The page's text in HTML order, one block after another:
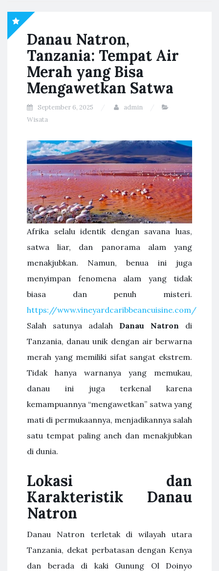
Danau Natron,
Tanzania: Tempat Air
Merah yang Bisa
Mengawetkan Satwa
September 6, 2025
admin
Wisata
Afrika selalu identik dengan savana luas,
satwa liar, dan panorama alam yang
menakjubkan. Namun, benua ini juga
menyimpan fenomena alam yang tidak
biasa dan penuh misteri.
https://www.vineyardcaribbeancuisine.com/
Salah satunya adalah Danau Natron di
Tanzania, danau unik dengan air berwarna
merah yang memiliki sifat sangat ekstrem.
Tidak hanya warnanya yang memukau,
danau ini juga terkenal karena
kemampuannya “mengawetkan” satwa yang
mati di permukaannya, menjadikannya salah
satu tempat paling aneh dan menakjubkan
di dunia.
Lokasi dan
Karakteristik Danau
Natron
Danau Natron terletak di wilayah utara
Tanzania, dekat perbatasan dengan Kenya
dan berada di kaki Gunung Ol Doinyo